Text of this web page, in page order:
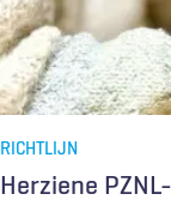
Herziene
RICHTLIJN